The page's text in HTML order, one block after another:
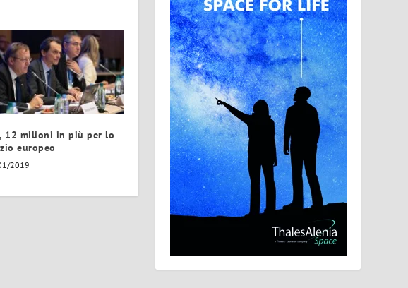
12 milioni in più per lo
europeo
2019